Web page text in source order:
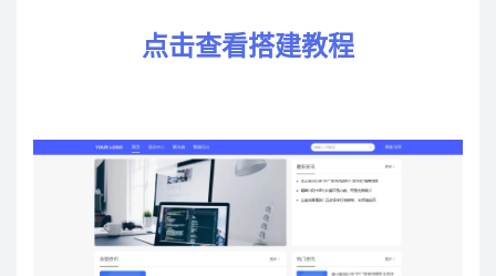
点击查看搭建教程